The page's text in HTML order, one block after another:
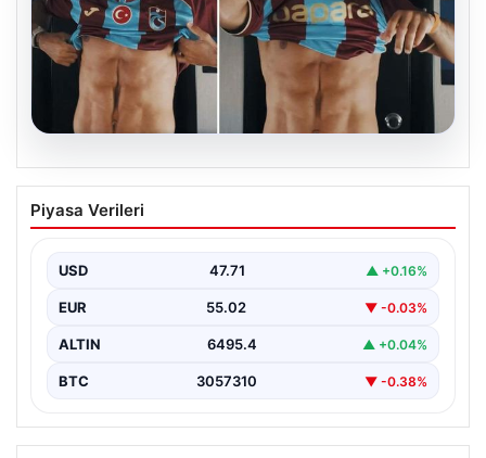
05.08.2026
Mohamed Salah’ın karnındaki görüntü
gündem olmuştu! Gerçek ortaya çıktı
Piyasa Verileri
USD 47.71 ▲ +0.16%
EUR 55.02 ▼ -0.03%
ALTIN 6495.4 ▲ +0.04%
BTC 3057310 ▼ -0.38%